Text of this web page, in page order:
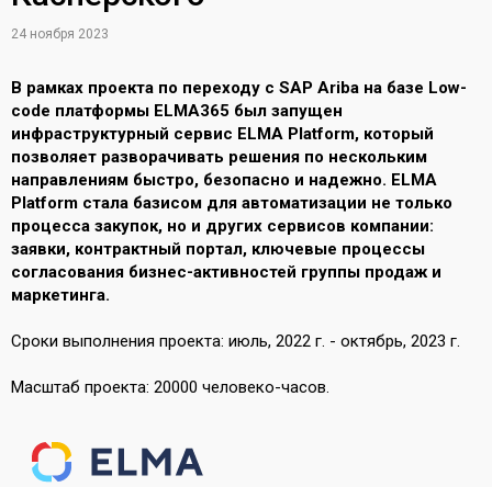
24 ноября 2023
В рамках проекта по переходу с SAP Ariba на базе Low-
code платформы ELMA365 был запущен
инфраструктурный сервис ELMA Platform, который
позволяет разворачивать решения по нескольким
направлениям быстро, безопасно и надежно. ELMA
Platform стала базисом для автоматизации не только
процесса закупок, но и других сервисов компании:
заявки, контрактный портал, ключевые процессы
согласования бизнес-активностей группы продаж и
маркетинга.
Сроки выполнения проекта: июль, 2022 г. - октябрь, 2023 г.
Масштаб проекта: 20000 человеко-часов.